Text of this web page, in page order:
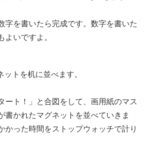
字を書いたら完成です。数字を書いた
よいですよ。
トを机に並べます。
ート！」と合図をして、画用紙のマス
書かれたマグネットを並べていきま
かった時間をストップウォッチで計り